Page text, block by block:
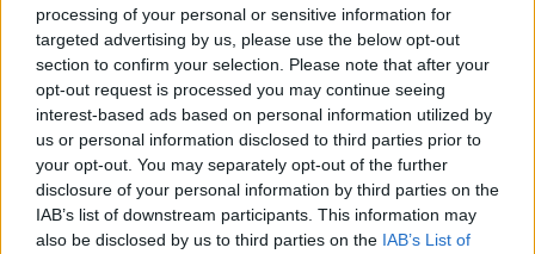
processing of your personal or sensitive information for
targeted advertising by us, please use the below opt-out
section to confirm your selection. Please note that after your
opt-out request is processed you may continue seeing
interest-based ads based on personal information utilized by
us or personal information disclosed to third parties prior to
your opt-out. You may separately opt-out of the further
disclosure of your personal information by third parties on the
IAB’s list of downstream participants. This information may
also be disclosed by us to third parties on the IAB’s List of